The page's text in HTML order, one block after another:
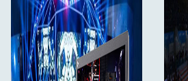
otvorům 1/4“ můžete monitor
stojan fotoaparátu a používat jako
Nebo ho můžete ustavit na stůl a
monitor.